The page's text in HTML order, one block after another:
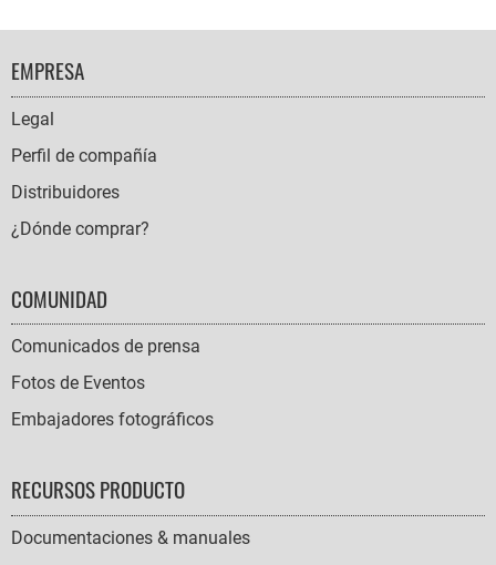
FOOTER
NAVIGATION
EMPRESA
Legal
Perfil de compañía
Distribuidores
¿Dónde comprar?
COMUNIDAD
Comunicados de prensa
Fotos de Eventos
Embajadores fotográficos
RECURSOS PRODUCTO
Documentaciones & manuales